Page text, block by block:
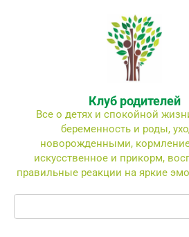
Клуб родителей
Все о детях и спокойной
беременность и роды,
новорожденными,
искусственное и прикорм,
правильные реакции на яркие
Поиск: